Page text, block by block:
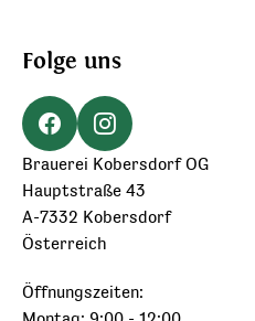
Folge uns
Brauerei Kobersdorf OG
Hauptstraße 43
A-7332 Kobersdorf
Österreich
Öffnungszeiten: